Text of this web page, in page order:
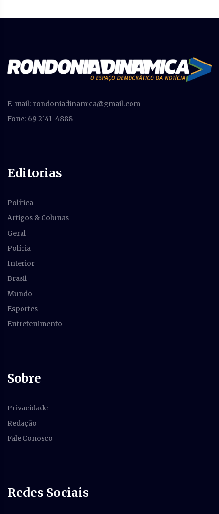
E-mail: rondoniadinamica@gmail.com
Fone: 69 2141-4888
Editorias
Política
Artigos & Colunas
Geral
Polícia
Interior
Brasil
Mundo
Esportes
Entretenimento
Sobre
Privacidade
Redação
Fale Conosco
Redes Sociais